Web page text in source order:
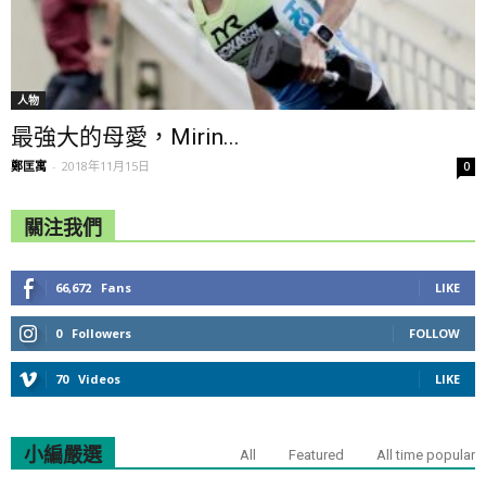
人物
最強大的母愛，Mirin...
鄭匡寓 - 2018年11月15日 0
關注我們
66,672 Fans LIKE
0 Followers FOLLOW
70 Videos LIKE
小編嚴選 All Featured All time popular